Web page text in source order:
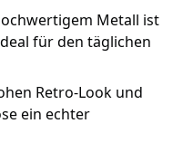
Metall ist
für den täglichen
Retro-Look und
ein echter